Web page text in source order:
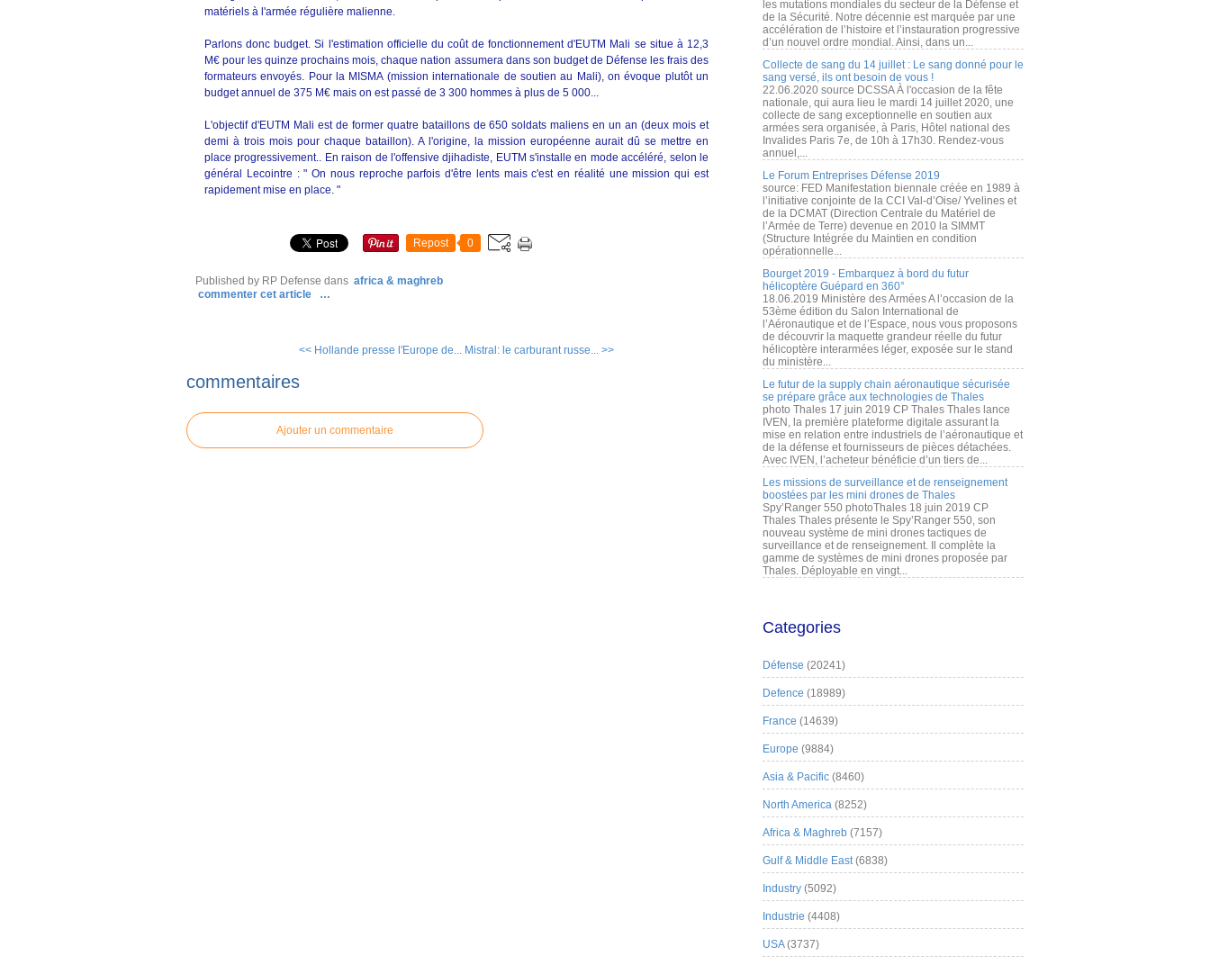
matériels à l'armée régulière malienne.
Parlons donc budget. Si l'estimation officielle du coût de fonctionnement d'EUTM Mali se situe à 12,3
M€ pour les quinze prochains mois, chaque nation assumera dans son budget de Défense les frais des
formateurs envoyés. Pour la MISMA (mission internationale de soutien au Mali), on évoque plutôt un
budget annuel de 375 M€ mais on est passé de 3 300 hommes à plus de 5 000...
L'objectif d'EUTM Mali est de former quatre bataillons de 650 soldats maliens en un an (deux mois et
demi à trois mois pour chaque bataillon). A l'origine, la mission européenne aurait dû se mettre en
place progressivement.. En raison de l'offensive djihadiste, EUTM s'installe en mode accéléré, selon le
général Lecointre : " On nous reproche parfois d'être lents mais c'est en réalité une mission qui est
rapidement mise en place. "
Repost 0
Published by RP Defense dans africa & maghreb
commenter cet article
…
<< Hollande presse l'Europe de... Mistral: le carburant russe... >>
commentaires
Ajouter un commentaire
les mutations mondiales du secteur de la Défense et
de la Sécurité. Notre décennie est marquée par une
accélération de l’histoire et l’instauration progressive
d’un nouvel ordre mondial. Ainsi, dans un...
Collecte de sang du 14 juillet : Le sang donné pour le
sang versé, ils ont besoin de vous !
22.06.2020 source DCSSA À l'occasion de la fête
nationale, qui aura lieu le mardi 14 juillet 2020, une
collecte de sang exceptionnelle en soutien aux
armées sera organisée, à Paris, Hôtel national des
Invalides Paris 7e, de 10h à 17h30. Rendez-vous
annuel,...
Le Forum Entreprises Défense 2019
source: FED Manifestation biennale créée en 1989 à
l’initiative conjointe de la CCI Val-d’Oise/ Yvelines et
de la DCMAT (Direction Centrale du Matériel de
l’Armée de Terre) devenue en 2010 la SIMMT
(Structure Intégrée du Maintien en condition
opérationnelle...
Bourget 2019 - Embarquez à bord du futur
hélicoptère Guépard en 360°
18.06.2019 Ministère des Armées A l’occasion de la
53ème édition du Salon International de
l’Aéronautique et de l’Espace, nous vous proposons
de découvrir la maquette grandeur réelle du futur
hélicoptère interarmées léger, exposée sur le stand
du ministère...
Le futur de la supply chain aéronautique sécurisée
se prépare grâce aux technologies de Thales
photo Thales 17 juin 2019 CP Thales Thales lance
IVEN, la première plateforme digitale assurant la
mise en relation entre industriels de l’aéronautique et
de la défense et fournisseurs de pièces détachées.
Avec IVEN, l’acheteur bénéficie d’un tiers de...
Les missions de surveillance et de renseignement
boostées par les mini drones de Thales
Spy’Ranger 550 photoThales 18 juin 2019 CP
Thales Thales présente le Spy’Ranger 550, son
nouveau système de mini drones tactiques de
surveillance et de renseignement. Il complète la
gamme de systèmes de mini drones proposée par
Thales. Déployable en vingt...
Categories
Défense (20241)
Defence (18989)
France (14639)
Europe (9884)
Asia & Pacific (8460)
North America (8252)
Africa & Maghreb (7157)
Gulf & Middle East(6838)
Industry (5092)
Industrie (4408)
USA(3737)